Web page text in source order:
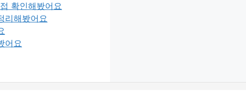
확인해봤어요
리해봤어요
어요